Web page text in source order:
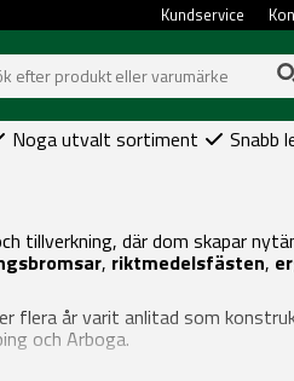
Kundservice
Noga utvalt sortiment Snabb
tillverkning, där dom skapar
, riktmedelsfästen,
flera år varit anlitad som
och Arboga.